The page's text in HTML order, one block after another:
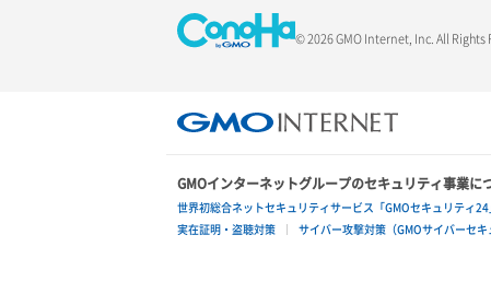
© 2026 GMO Internet, Inc. All Rights
GMOインターネットグループのセキュリティ事業に
世界初総合ネットセキュリティサービス「GMOセキュリティ24
実在証明・盗聴対策
サイバー攻撃対策（GMOサイバーセキ